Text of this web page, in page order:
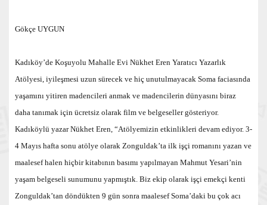
Gökçe UYGUN
Kadıköy’de Koşuyolu Mahalle Evi Nükhet Eren Yaratıcı Yazarlık
Atölyesi, iyileşmesi uzun sürecek ve hiç unutulmayacak Soma faciasında
yaşamını yitiren madencileri anmak ve madencilerin dünyasını biraz
daha tanımak için ücretsiz olarak film ve belgeseller gösteriyor.
Kadıköylü yazar Nükhet Eren, “Atölyemizin etkinlikleri devam ediyor. 3-
4 Mayıs hafta sonu atölye olarak Zonguldak’ta ilk işçi romanını yazan ve
maalesef halen hiçbir kitabının basımı yapılmayan Mahmut Yesari’nin
yaşam belgeseli sunumunu yapmıştık. Biz ekip olarak işçi emekçi kenti
Zonguldak’tan döndükten 9 gün sonra maalesef Soma’daki bu çok acı